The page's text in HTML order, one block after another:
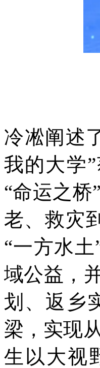
冷凇阐述
我的大学
“命运之
老、救灾
“一方水
域公益，
划、返乡
梁，实现
生以大视